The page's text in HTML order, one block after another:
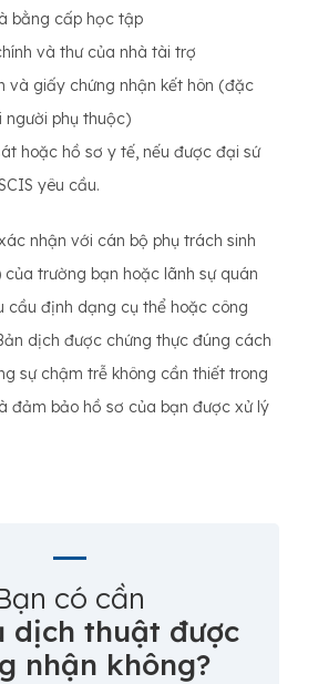
bằng cấp học tập
và thư của nhà tài trợ
và giấy chứng nhận kết hôn (đặc
người phụ thuộc)
hoặc hồ sơ y tế, nếu được đại sứ
yêu cầu.
nhận với cán bộ phụ trách sinh
trường bạn hoặc lãnh sự quán
cầu định dạng cụ thể hoặc công
dịch được chứng thực đúng cách
sự chậm trễ không cần thiết trong
đảm bảo hồ sơ của bạn được xử lý
có cần
dịch thuật được
nhận không?